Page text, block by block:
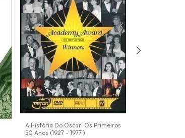
A História Do Oscar: Os Primeiros
50 Anos (1927 - 1977 )